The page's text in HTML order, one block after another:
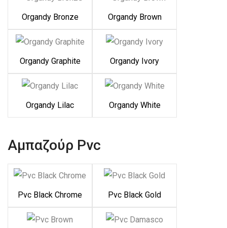
Organdy Bronze Organdy Brown
Organdy Graphite Organdy Ivory
Organdy Lilac Organdy White
Αμπαζούρ Pvc
Pvc Black Chrome Pvc Black Gold